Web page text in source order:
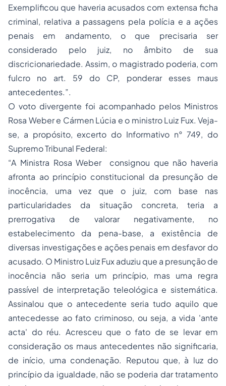
Exemplificou que haveria acusados com extensa ficha
criminal, relativa a passagens pela polícia e a ações
penais em andamento, o que precisaria ser
considerado pelo juiz, no âmbito de sua
discricionariedade. Assim, o magistrado poderia, com
fulcro no art. 59 do CP, ponderar esses maus
antecedentes.”.
O voto divergente foi acompanhado pelos Ministros
Rosa Weber e Cármen Lúcia e o ministro Luiz Fux. Veja-
se, a propósito, excerto do Informativo n° 749, do
Supremo Tribunal Federal:
“A Ministra Rosa Weber consignou que não haveria
afronta ao princípio constitucional da presunção de
inocência, uma vez que o juiz, com base nas
particularidades da situação concreta, teria a
prerrogativa de valorar negativamente, no
estabelecimento da pena-base, a existência de
diversas investigações e ações penais em desfavor do
acusado. O Ministro Luiz Fux aduziu que a presunção de
inocência não seria um princípio, mas uma regra
passível de interpretação teleológica e sistemática.
Assinalou que o antecedente seria tudo aquilo que
antecedesse ao fato criminoso, ou seja, a vida 'ante
acta' do réu. Acresceu que o fato de se levar em
consideração os maus antecedentes não significaria,
de início, uma condenação. Reputou que, à luz do
princípio da igualdade, não se poderia dar tratamento